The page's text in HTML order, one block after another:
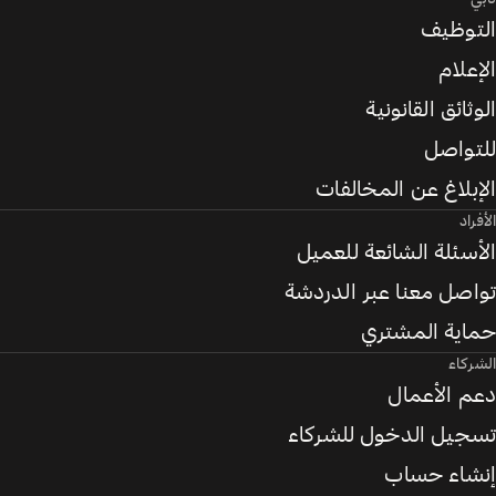
التوظيف
الإعلام
الوثائق القانونية
للتواصل
الإبلاغ عن المخالفات
الأفراد
الأسئلة الشائعة للعميل
تواصل معنا عبر الدردشة
حماية المشتري
الشركاء
دعم الأعمال
تسجيل الدخول للشركاء
إنشاء حساب